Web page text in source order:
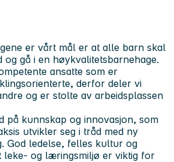
er vårt mål er at alle barn skal
og gå i en høykvalitetsbarnehage.
ansatte som er
derfor deler vi
og er stolte av arbeidsplassen
på kunnskap og innovasjon, som
utvikler seg i tråd med ny
God ledelse, felles kultur og
leke- og læringsmiljø er viktig for